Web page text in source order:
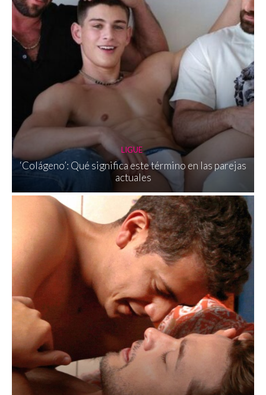
LIGUE
‘Colágeno’: Qué significa este término en las parejas
actuales